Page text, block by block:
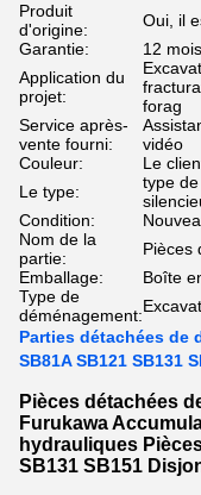
Produit
d'origine:
Oui, il
Garantie:
12 mois
Application du
projet:
forag
Service après-
vente fourni:
vidéo
Couleur:
Le
Le type:
type
Condition:
Nom de la
partie:
Pièces
Emballage:
Boîte
Type de
déménagement:
Parties détachées de
SB81A SB121 SB131
Pièces détachées
Furukawa
hydrauliques
SB131 SB151